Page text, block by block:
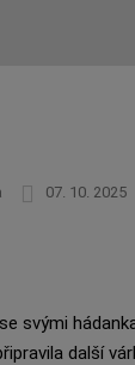
07. 10. 2025
svými
další